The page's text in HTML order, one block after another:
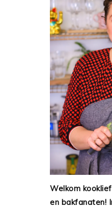
Welkom
en bakfanaten!